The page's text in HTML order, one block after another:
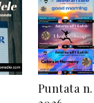
Puntata